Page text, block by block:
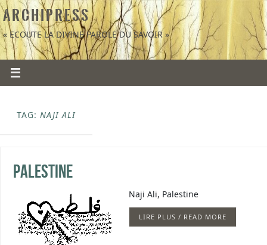
A R C H I P R E S S
« ECOUTE LA DIVINE PAROLE DU SAVOIR »
TAG: NAJI ALI
Palestine
Naji Ali, Palestine
LIRE PLUS / READ MORE